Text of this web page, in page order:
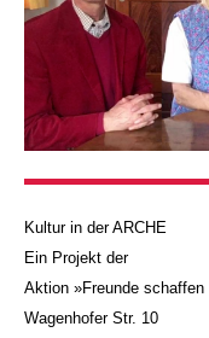
Kultur in der ARCHE
Ein Projekt der
Aktion »Freunde schaffen
Wagenhofer Str. 10